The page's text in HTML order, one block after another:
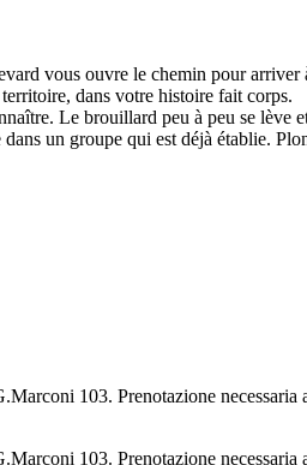
vous ouvre le chemin pour arriver
dans votre histoire fait corps.
Le brouillard peu à peu se
un groupe qui est déjà établie.
103. Prenotazione necessaria
103. Prenotazione necessaria